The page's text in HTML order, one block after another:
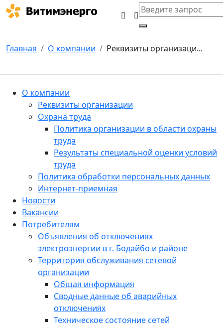
О компании
Реквизиты организации
Охрана труда
Политика организации в области охраны
труда
Результаты специальной оценки условий
труда
Политика обработки персональных данных
Интернет-приемная
Новости
Вакансии
Потребителям
Объявления об отключениях
электроэнергии в г. Бодайбо и районе
Территория обслуживания сетевой
организации
Общая информация
Сводные данные об аварийных
отключениях
Техническое состояние сетей
Главная О компании Реквизиты организаци...